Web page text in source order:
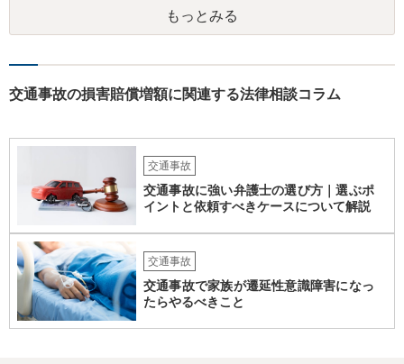
もっとみる
交通事故の損害賠償増額に関連する法律相談コラム
交通事故
交通事故に強い弁護士の選び方｜選ぶポ
イントと依頼すべきケースについて解説
交通事故
交通事故で家族が遷延性意識障害になっ
たらやるべきこと